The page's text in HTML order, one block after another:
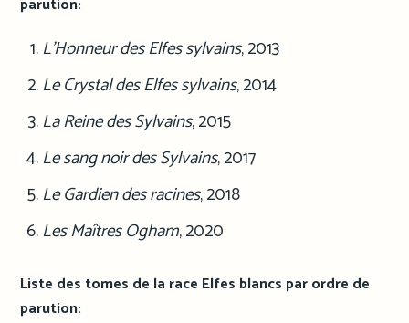
parution:
L’Honneur des Elfes sylvains, 2013
Le Crystal des Elfes sylvains, 2014
La Reine des Sylvains, 2015
Le sang noir des Sylvains, 2017
Le Gardien des racines, 2018
Les Maîtres Ogham, 2020
Liste des tomes de la race Elfes blancs par ordre de
parution: